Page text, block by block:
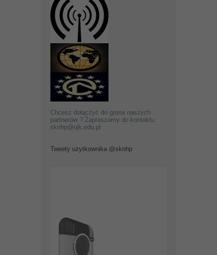
Chcesz dołączyć do grona naszych
partnerów ? Zapraszamy do kontaktu
sknhp@ujk.edu.pl
Tweety użytkownika @sknhp